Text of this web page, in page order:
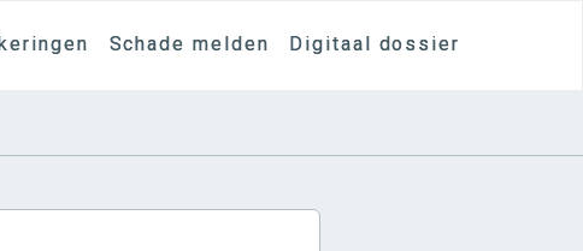
Schade melden Digitaal dossier